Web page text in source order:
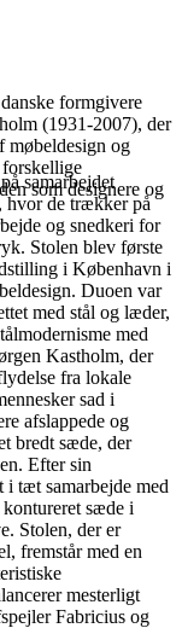
formgivere
(1931-2007), der
møbeldesign og
som designere og
samarbejdet
hvor de trækker på
og snedkeri for
Stolen blev første
i København i
Duoen var
med stål og læder,
med
Kastholm, der
fra lokale
sad i
afslappede og
bredt sæde, der
Efter sin
tæt samarbejde med
sæde i
Stolen, der er
fremstår med en
mesterligt
Fabricius og